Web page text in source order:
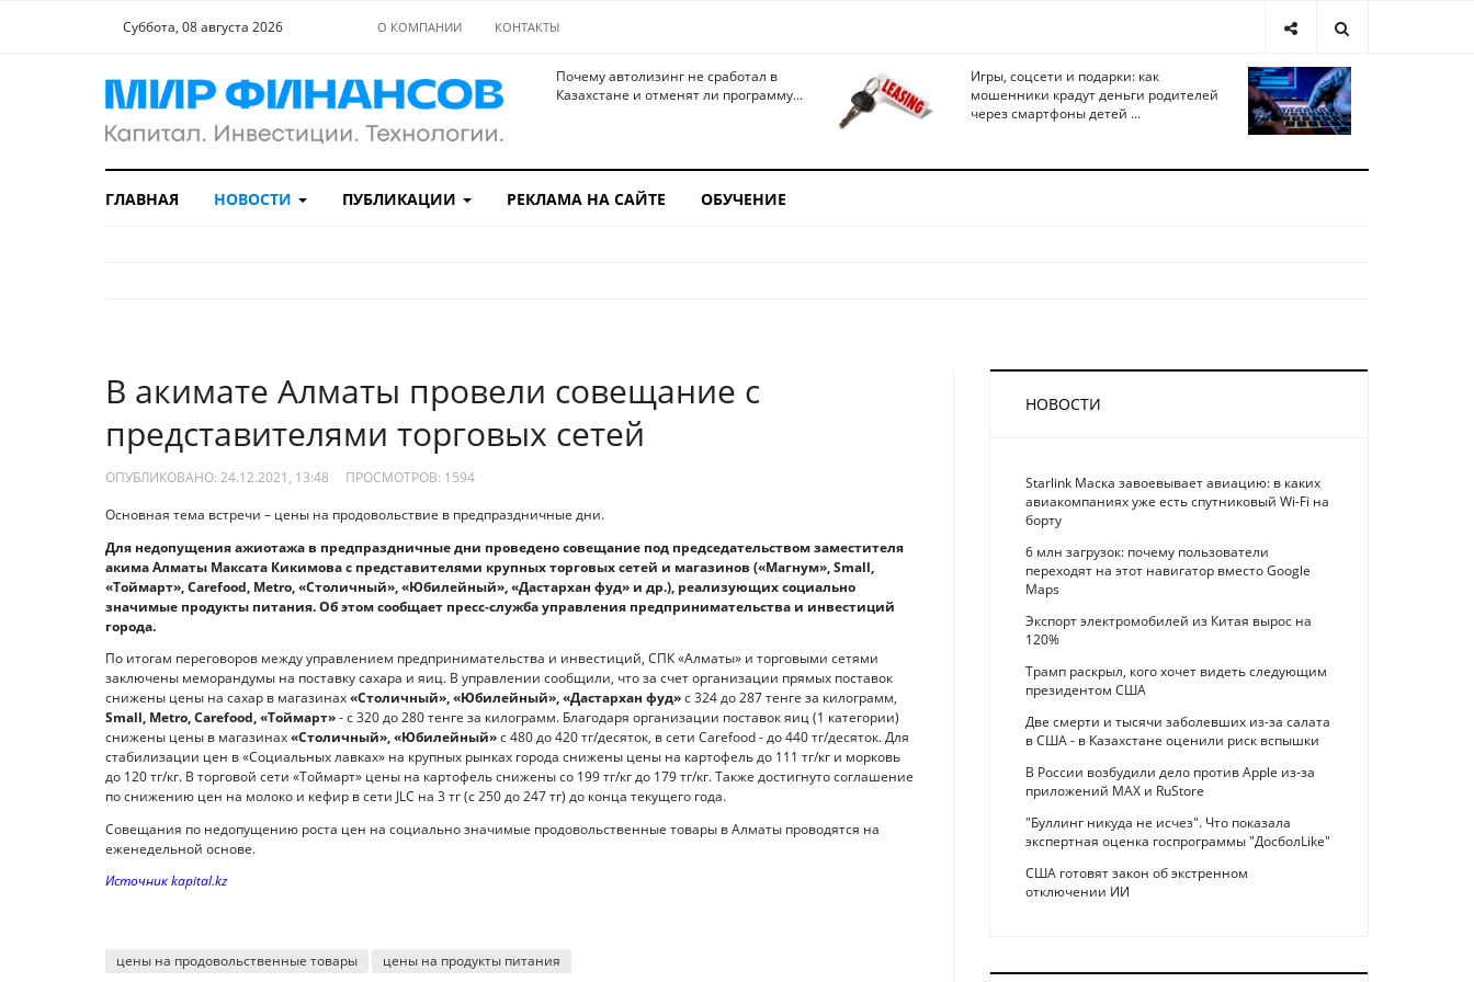
Суббота, 08 августа 2026 О КОМПАНИИ КОНТАКТЫ
Почему автолизинг не сработал в
Казахстане и отменят ли программу...
Игры, соцсети и подарки: как
мошенники крадут деньги родителей
через смартфоны детей ...
ГЛАВНАЯ НОВОСТИ ПУБЛИКАЦИИ РЕКЛАМА НА САЙТЕ ОБУЧЕНИЕ
В акимате Алматы провели совещание с
представителями торговых сетей
ОПУБЛИКОВАНО: 24.12.2021, 13:48 ПРОСМОТРОВ: 1594
Основная тема встречи – цены на продовольствие в предпраздничные дни.
Для недопущения ажиотажа в предпраздничные дни проведено совещание под председательством заместителя
акима Алматы Максата Кикимова с представителями крупных торговых сетей и магазинов («Магнум», Small,
«Тоймарт», Carefood, Metro, «Столичный», «Юбилейный», «Дастархан фуд» и др.), реализующих социально
значимые продукты питания. Об этом сообщает пресс-служба управления предпринимательства и инвестиций
города.
По итогам переговоров между управлением предпринимательства и инвестиций, СПК «Алматы» и торговыми сетями
заключены меморандумы на поставку сахара и яиц. В управлении сообщили, что за счет организации прямых поставок
снижены цены на сахар в магазинах«Столичный», «Юбилейный», «Дастархан фуд»с 324 до 287 тенге за килограмм,
Small, Metro, Carefood, «Тоймарт»- с 320 до 280 тенге за килограмм. Благодаря организации поставок яиц (1 категории)
снижены цены в магазинах«Столичный», «Юбилейный»с 480 до 420 тг/десяток, в сети Carefood - до 440 тг/десяток. Для
стабилизации цен в «Социальных лавках» на крупных рынках города снижены цены на картофель до 111 тг/кг и морковь
до 120 тг/кг. В торговой сети «Тоймарт» цены на картофель снижены со 199 тг/кг до 179 тг/кг. Также достигнуто соглашение
по снижению цен на молоко и кефир в сети JLC на 3 тг (с 250 до 247 тг) до конца текущего года.
Совещания по недопущению роста цен на социально значимые продовольственные товары в Алматы проводятся на
еженедельной основе.
Источник kapital.kz
цены на продовольственные товары цены на продукты питания
НОВОСТИ
Starlink Маска завоевывает авиацию: в каких
авиакомпаниях уже есть спутниковый Wi-Fi на
борту
6 млн загрузок: почему пользователи
переходят на этот навигатор вместо Google
Maps
Экспорт электромобилей из Китая вырос на
120%
Трамп раскрыл, кого хочет видеть следующим
президентом США
Две смерти и тысячи заболевших из-за салата
в США - в Казахстане оценили риск вспышки
В России возбудили дело против Apple из-за
приложений MAX и RuStore
"Буллинг никуда не исчез". Что показала
экспертная оценка госпрограммы "ДосболLike"
США готовят закон об экстренном
отключении ИИ